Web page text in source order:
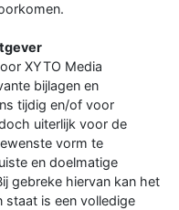
XYTO Media
bijlagen en
tijdig en/of voor
uiterlijk voor de
vorm te
en doelmatige
gebreke hiervan kan het
staat is een volledige